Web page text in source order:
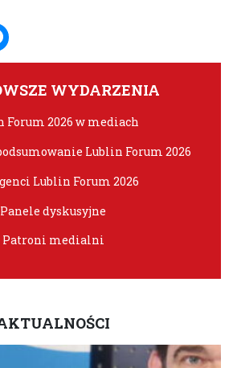
WYDARZENIA
Forum 2026 w mediach
Lublin Forum 2026
Lublin Forum 2026
Panele dyskusyjne
Patroni medialni